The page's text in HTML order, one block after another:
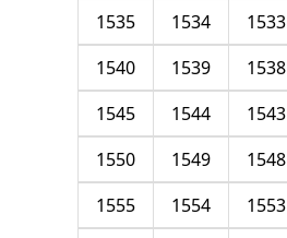
1533
1534
1535
1538
1539
1540
1543
1544
1545
1548
1549
1550
1553
1554
1555